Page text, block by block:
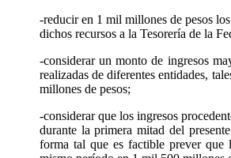
-reducir en 1 mil millones de pesos
dichos recursos a la Tesorería de la
-considerar un monto de ingresos
realizadas de diferentes entidades,
millones de pesos;
-considerar que los ingresos
durante la primera mitad del
forma tal que es factible prever que